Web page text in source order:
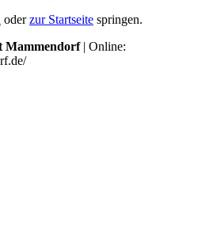
oderzur Startseite springen.
Mammendorf| Online: